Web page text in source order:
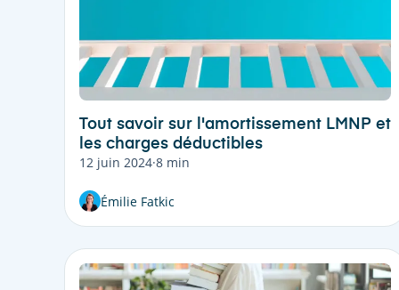
Tout savoir sur l'amortissement LMNP et
les charges déductibles
12 juin 2024·8 min
Émilie Fatkic